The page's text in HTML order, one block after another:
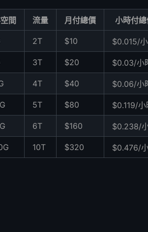
間 流量 月付總價 小時付
2T $10 $0.015/
3T $20 $0.03/小
4T $40 $0.06/小
5T $80 $0.119/小
6T $160 $0.238/
10T $320 $0.476/